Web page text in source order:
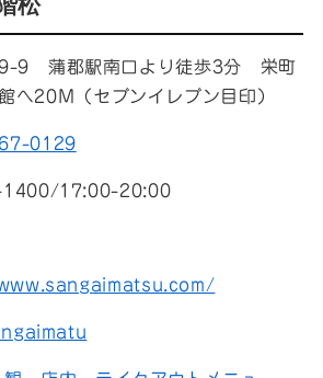
9-9 蒲郡駅南口より徒歩3分 栄町
へ20M（セブンイレブン目印）
0129
1400/17:00-20:00